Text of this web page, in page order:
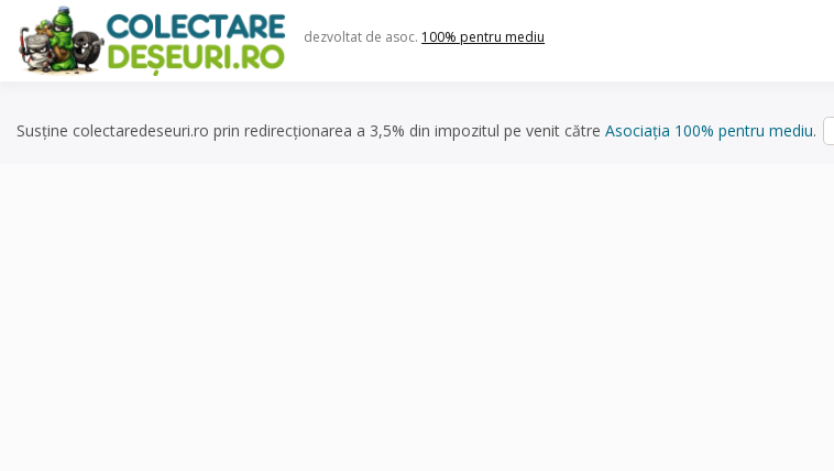
content
dezvoltat de asoc. 100% pentru mediu
Susține colectaredeseuri.ro prin redirecționarea a 3,5% din impozitul pe venit către Asociația 100% pentru mediu.